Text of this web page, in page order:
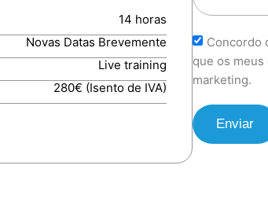
14 horas
Novas Datas Brevemente
Live training
280€ (Isento de IVA)
Concordo
que os meus
marketing.
Enviar